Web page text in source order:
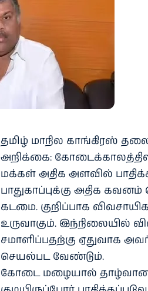
தமிழ் மாநில காங்கிரஸ்
அறிக்கை:
மக்கள் அதிக அளவில்
பாதுகாப்புக்கு அதிக
கடமை. குறிப்பாக
உருவாகும். இந்நிலையில்
சமாளிப்பதற்கு ஏதுவாக
செயல்பட வேண்டும்.
கோடை மழையால் தாழ்வான